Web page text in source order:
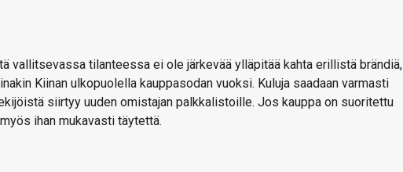
vallitsevassa tilanteessa ei ole järkevää ylläpitää kahta erillistä brändiä,
Kiinan ulkopuolella kauppasodan vuoksi. Kuluja saadaan varmasti
siirtyy uuden omistajan palkkalistoille. Jos kauppa on suoritettu
ihan mukavasti täytettä.